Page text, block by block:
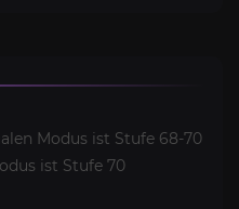
Modus ist Stufe 68-70
ist Stufe 70